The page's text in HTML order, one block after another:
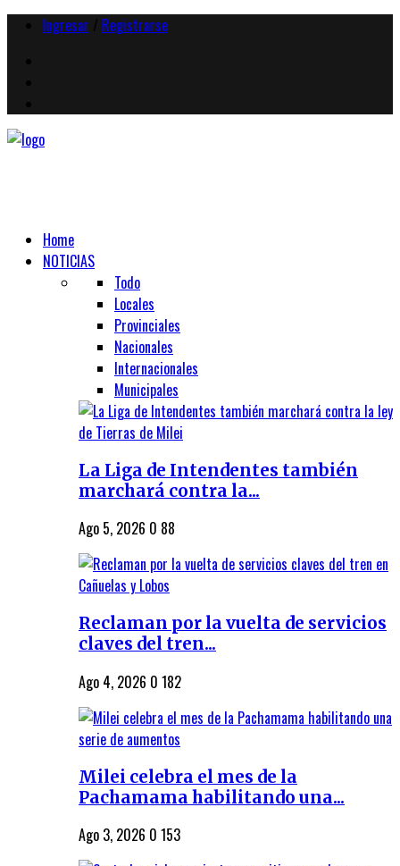
Ingresar Registrarse
Home
NOTICIAS
Todo
Locales
Provinciales
Nacionales
Internacionales
Municipales
La Liga de Intendentes también
marchará contra la...
Ago 5, 2026 0 88
Reclaman por la vuelta de servicios
claves del tren...
Ago 4, 2026 0 182
Milei celebra el mes de la
Pachamama habilitando una...
Ago 3, 2026 0 153